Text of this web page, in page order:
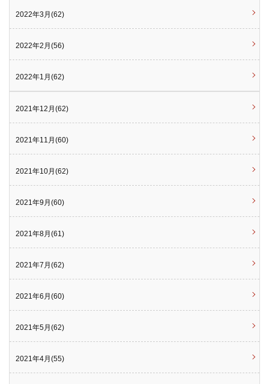
2022年3月(62)
2022年2月(56)
2022年1月(62)
2021年12月(62)
2021年11月(60)
2021年10月(62)
2021年9月(60)
2021年8月(61)
2021年7月(62)
2021年6月(60)
2021年5月(62)
2021年4月(55)